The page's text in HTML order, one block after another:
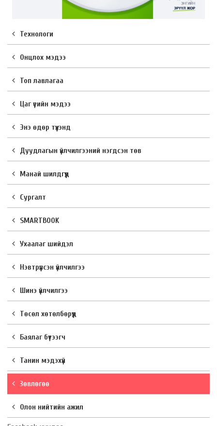
Технологи
Онцлох мэдээ
Топ лавлагаа
Цаг үеийн мэдээ
Энэ өдөр түүхэнд
Дуудлагын үйлчилгээний нэгдсэн төв
Манай шилдгүүд
Сургалт
SMARTBOOK
Ухаалаг шийдэл
Нэвтрүүлсэн үйлчилгээ
Шинэ үйлчилгээ
Төсөл хөтөлбөрүүд
Баялаг бүтээгч
Танин мэдэхүй
Зөвлөгөө
Олон нийтийн ажил